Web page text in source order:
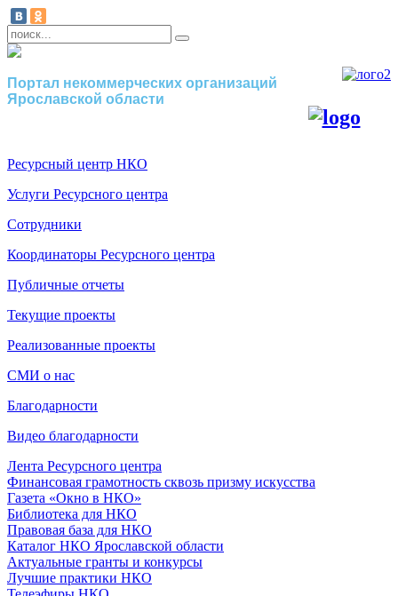
Портал некоммерческих организаций
Ярославской области
Ресурсный центр НКО
Услуги Ресурсного центра
Сотрудники
Координаторы Ресурсного центра
Публичные отчеты
Текущие проекты
Реализованные проекты
СМИ о нас
Благодарности
Видео благодарности
Лента Ресурсного центра
Финансовая грамотность сквозь призму искусства
Газета «Окно в НКО»
Библиотека для НКО
Правовая база для НКО
Каталог НКО Ярославской области
Актуальные гранты и конкурсы
Лучшие практики НКО